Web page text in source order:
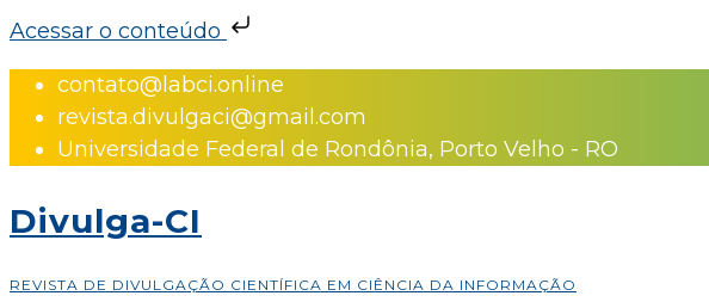
Acessar o conteúdo
Skip
content
contato@labci.online
revista.divulgaci@gmail.com
Universidade Federal de Rondônia, Porto Velho - RO
Divulga-CI
REVISTA DE DIVULGAÇÃO CIENTÍFICA EM CIÊNCIA DA INFORMAÇÃO